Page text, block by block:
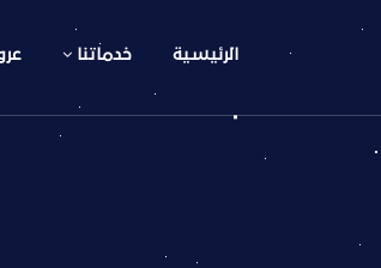
الرئيسية خدماتنا